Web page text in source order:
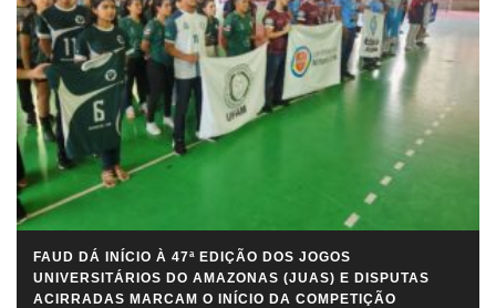
FAUD DÁ INÍCIO À 47ª EDIÇÃO DOS JOGOS
UNIVERSITÁRIOS DO AMAZONAS (JUAS) E DISPUTAS
ACIRRADAS MARCAM O INÍCIO DA COMPETIÇÃO